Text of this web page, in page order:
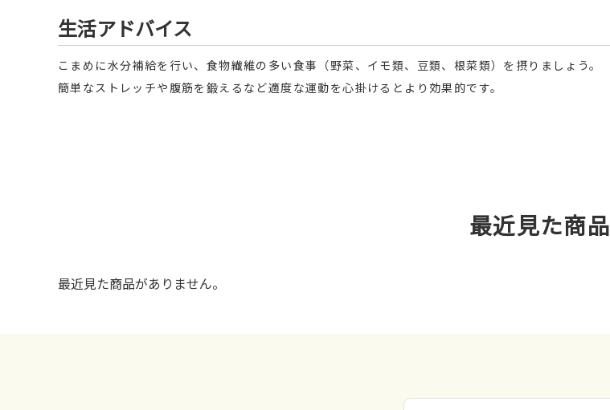
生活アドバイス
こまめに水分補給を行い、食物繊維の多い食事（野菜、イモ類、豆類、根菜類）を摂りましょう。
簡単なストレッチや腹筋を鍛えるなど適度な運動を心掛けるとより効果的です。
最近見た商品
最近見た商品がありません。